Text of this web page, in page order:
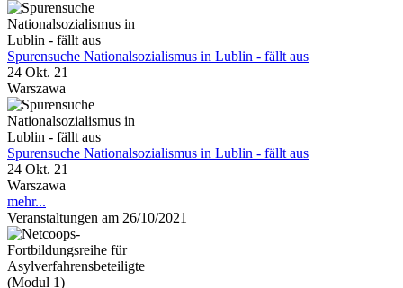
Spurensuche Nationalsozialismus in Lublin - fällt aus
24 Okt. 21
Warszawa
Spurensuche Nationalsozialismus in Lublin - fällt aus
24 Okt. 21
Warszawa
mehr...
Veranstaltungen am 26/10/2021